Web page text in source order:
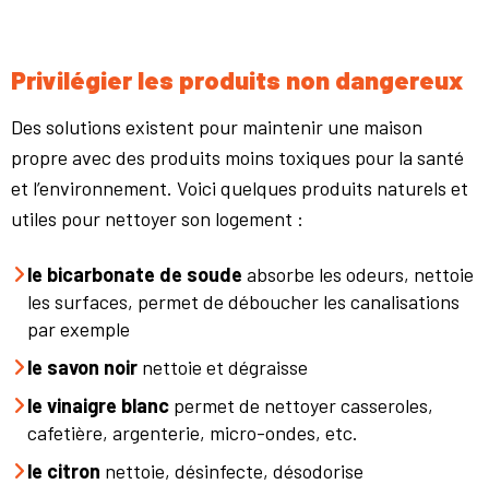
Privilégier les produits non dangereux
Des solutions existent pour maintenir une maison
propre avec des produits moins toxiques pour la santé
et l’environnement. Voici quelques produits naturels et
utiles pour nettoyer son logement :
le bicarbonate de soude absorbe les odeurs, nettoie
les surfaces, permet de déboucher les canalisations
par exemple
le savon noir nettoie et dégraisse
le vinaigre blanc permet de nettoyer casseroles,
cafetière, argenterie, micro-ondes, etc.
le citron nettoie, désinfecte, désodorise